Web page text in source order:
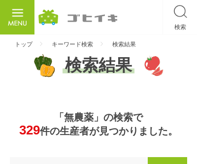
検索
トップ キーワード検索 検索結果
検索結果
「無農薬」の検索で
329件の生産者が見つかりました。